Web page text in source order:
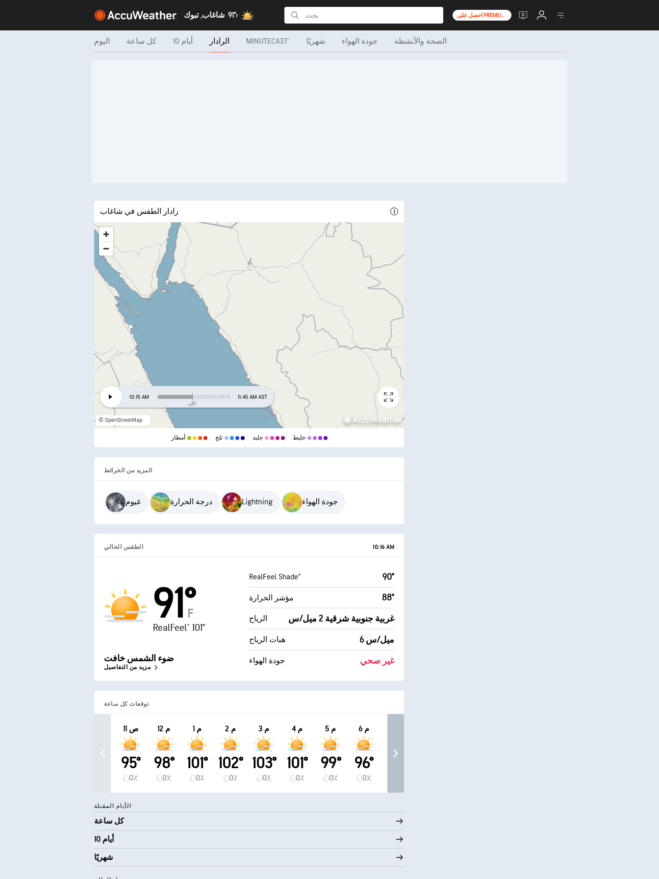
شاغاب, تبوك 91°F احصل على PREMIUM+
اليوم كل ساعة 10 أيام الرادار MINUTECAST® شهريًا جودة الهواء الصحة والأنشطة
رادار الطقس في شاغاب
10:15 AM
الآن
11:45 AM AST
© OpenStreetMap
أمطار ثلج جليد خليط
المزيد من الخرائط
غيوم درجة الحرارة Lightning جودة الهواء
الطقس الحالي 10:16 AM
91°
F
RealFeel® 101°
ضوء الشمس خافت
مزيد من التفاصيل
RealFeel Shade™ 90°
مؤشر الحرارة 88°
الرياح غربية جنوبية شرقية 2 ميل/س
هبات الرياح 6 ميل/س
جودة الهواء غير صحي
توقعات كل ساعة
11 ص
95°
0٪
12 م
98°
0٪
1 م
101°
0٪
2 م
102°
0٪
3 م
103°
0٪
4 م
101°
0٪
5 م
99°
0٪
6 م
96°
0٪
الأيام المقبلة
كل ساعة
10 أيام
شهريًا